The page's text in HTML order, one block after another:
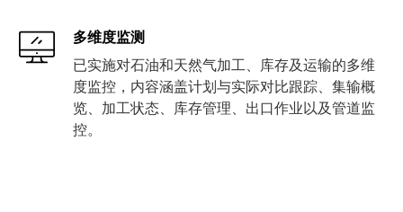
多维度监测
已实施对石油和天然气加工、库存及运输的多维
度监控，内容涵盖计划与实际对比跟踪、集输概
览、加工状态、库存管理、出口作业以及管道监
控。